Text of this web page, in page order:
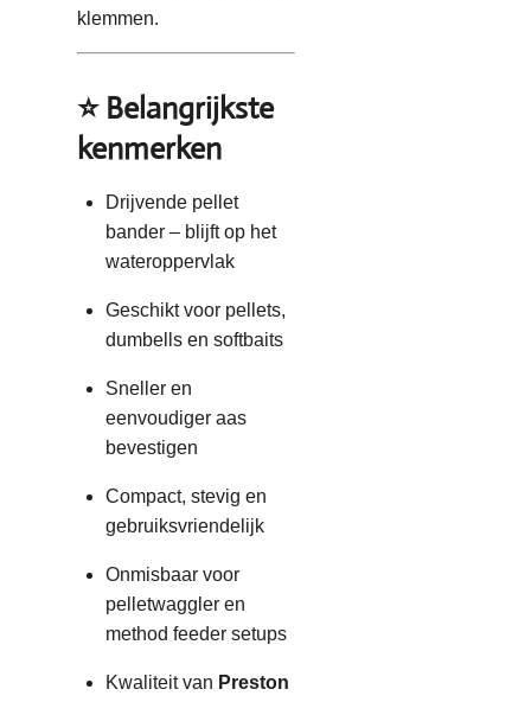
klemmen.
⭐ Belangrijkste
kenmerken
Drijvende pellet
bander – blijft op het
wateroppervlak
Geschikt voor pellets,
dumbells en softbaits
Sneller en
eenvoudiger aas
bevestigen
Compact, stevig en
gebruiksvriendelijk
Onmisbaar voor
pelletwaggler en
method feeder setups
Kwaliteit van Preston